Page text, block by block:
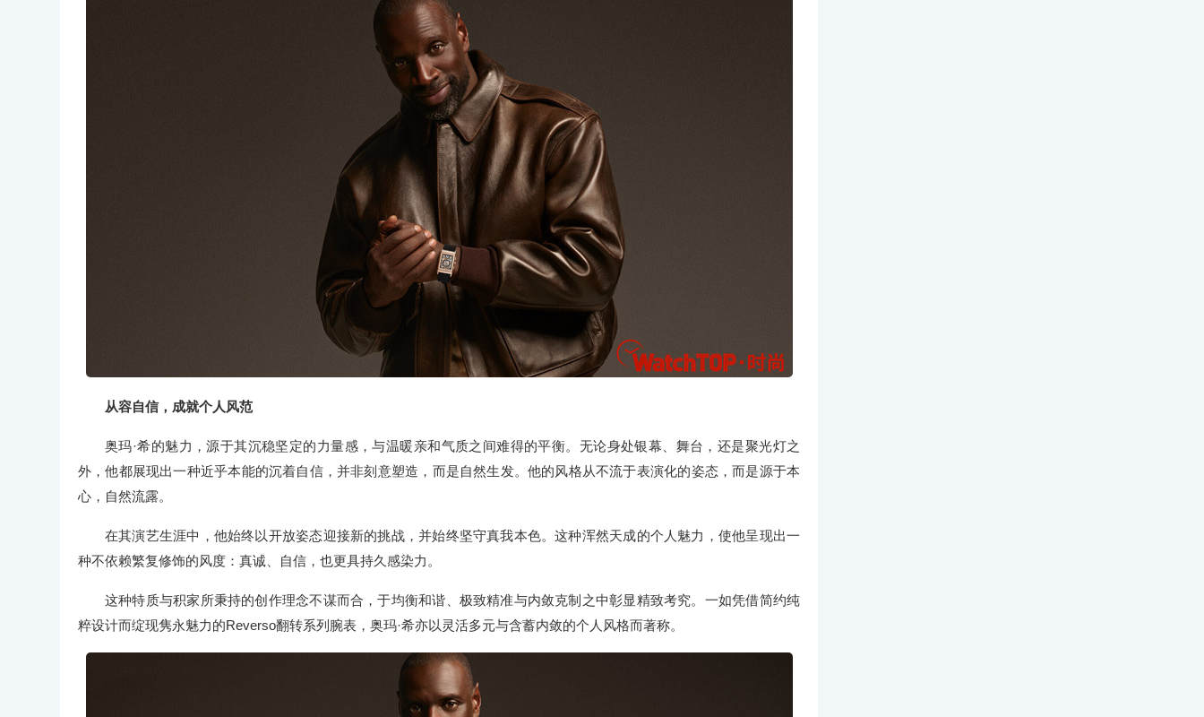
从容自信，成就个人风范
奥玛·希的魅力，源于其沉稳坚定的力量感，与温暖亲和气质之间难得的平衡。无论身处银幕、舞台，还是聚光灯之
外，他都展现出一种近乎本能的沉着自信，并非刻意塑造，而是自然生发。他的风格从不流于表演化的姿态，而是源于本
心，自然流露。
在其演艺生涯中，他始终以开放姿态迎接新的挑战，并始终坚守真我本色。这种浑然天成的个人魅力，使他呈现出一
种不依赖繁复修饰的风度：真诚、自信，也更具持久感染力。
这种特质与积家所秉持的创作理念不谋而合，于均衡和谐、极致精准与内敛克制之中彰显精致考究。一如凭借简约纯
粹设计而绽现隽永魅力的Reverso翻转系列腕表，奥玛·希亦以灵活多元与含蓄内敛的个人风格而著称。